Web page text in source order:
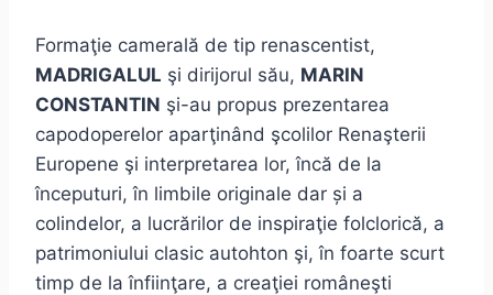
Formaţie camerală de tip renascentist,
MADRIGALUL şi dirijorul său, MARIN
CONSTANTIN şi-au propus prezentarea
capodoperelor aparţinând şcolilor Renaşterii
Europene şi interpretarea lor, încă de la
începuturi, în limbile originale dar și a
colindelor, a lucrărilor de inspiraţie folclorică, a
patrimoniului clasic autohton şi, în foarte scurt
timp de la înfiinţare, a creaţiei româneşti